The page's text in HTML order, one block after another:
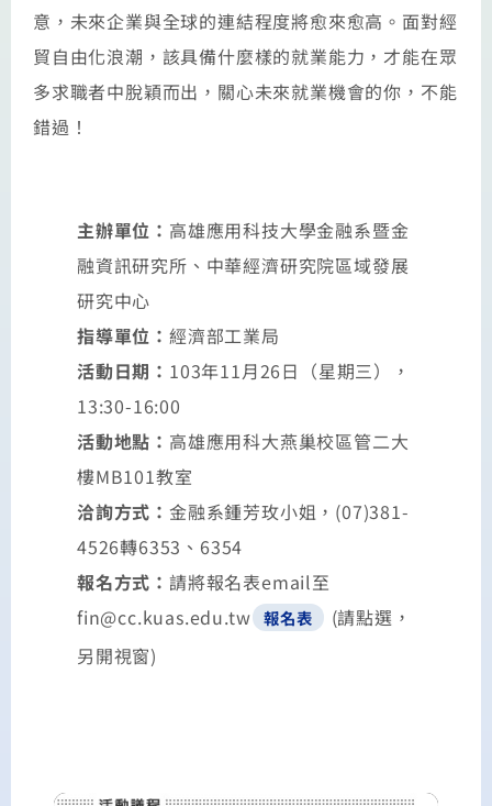
意，未來企業與全球的連結程度將愈來愈高。面對經
貿自由化浪潮，該具備什麼樣的就業能力，才能在眾
多求職者中脫穎而出，關心未來就業機會的你，不能
錯過！
主辦單位： 高雄應用科技大學金融系暨金
融資訊研究所、中華經濟研究院區域發展
研究中心
指導單位： 經濟部工業局
活動日期： 103年11月26日（星期三），
13:30-16:00
活動地點： 高雄應用科大燕巢校區管二大
樓MB101教室
洽詢方式： 金融系鍾芳玫小姐，(07)381-
4526轉6353、6354
報名方式： 請將報名表email至
fin@cc.kuas.edu.tw 報名表
(請點選，
另開視窗)